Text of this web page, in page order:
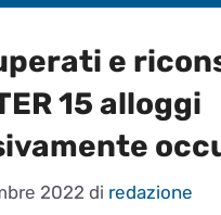
e
15 alloggi
2022 di redazione